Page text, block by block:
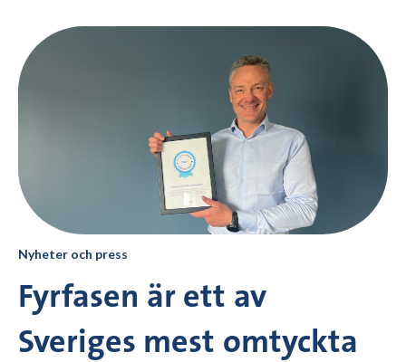
Nyheter och press
Fyrfasen är ett av
Sveriges mest omtyckta